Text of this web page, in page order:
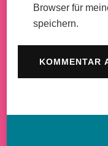
Browser für
speichern.